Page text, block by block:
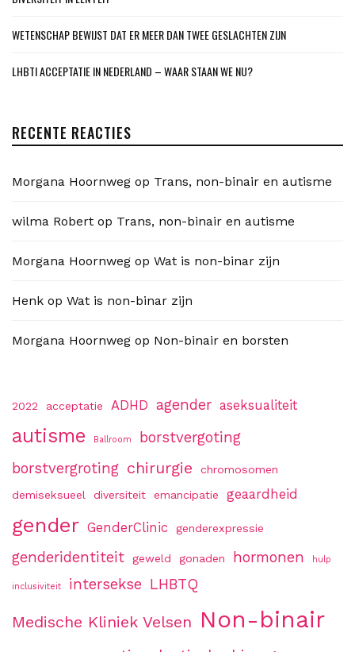
WETENSCHAP BEWIJST DAT ER MEER DAN TWEE GESLACHTEN ZIJN
LHBTI ACCEPTATIE IN NEDERLAND – WAAR STAAN WE NU?
RECENTE REACTIES
Morgana Hoornweg op Trans, non-binair en autisme
wilma Robert op Trans, non-binair en autisme
Morgana Hoornweg op Wat is non-binar zijn
Henk op Wat is non-binar zijn
Morgana Hoornweg op Non-binair en borsten
2022 acceptatie ADHD agender aseksualiteit
autisme Ballroom
borstvergoting
borstvergroting chirurgie
chromosomen
demiseksueel
diversiteit emancipatie geaardheid
gender GenderClinic genderexpressie
genderidentiteit geweld gonaden hormonen hulp
inclusiviteit intersekse LHBTQ
Medische Kliniek Velsen Non-binair